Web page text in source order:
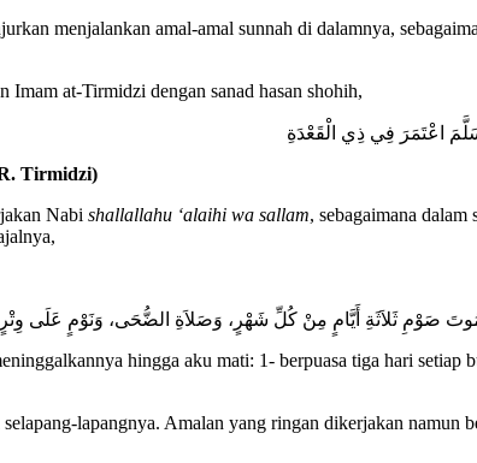
menjalankan amal-amal sunnah di dalamnya,
at-Tirmidzi dengan sanad hasan shohih,
‌اعْتَمَرَ ‌فِي ‌ذِي ‌الْقَعْدَةِ
Tirmidzi)
Nabi shallallahu ‘alaihi wa sallam, sebagaimana dalam
صَوْمِ ثَلاَثَةِ أَيَّامٍ مِنْ كُلِّ شَهْرٍ، وَصَلاَةِ الضُّحَى، وَنَوْمٍ عَلَى وِتْرٍ
hingga aku mati: 1- berpuasa tiga hari setiap
lapangnya. Amalan yang ringan dikerjakan namun